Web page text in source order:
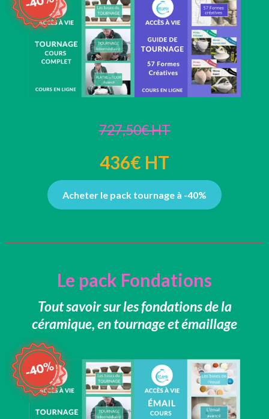
727,50€ HT
436€ HT
Acheter le pack tournage à -40%
Le pack Fondations
Tout savoir sur les fondations de la
céramique, en tournage et émaillage